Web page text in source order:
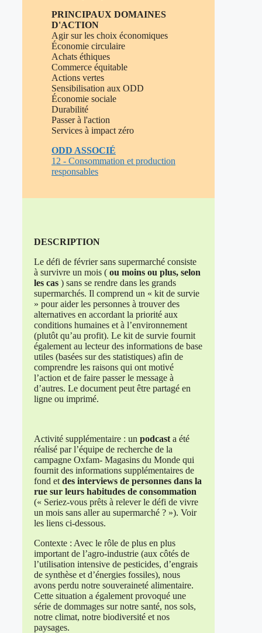
PRINCIPAUX DOMAINES
D'ACTION
Agir sur les choix économiques
Économie circulaire
Achats éthiques
Commerce équitable
Actions vertes
Sensibilisation aux ODD
Économie sociale
Durabilité
Passer à l'action
Services à impact zéro
ODD ASSOCIÉ
12 - Consommation et production
responsables
DESCRIPTION
Le défi de février sans supermarché consiste
à survivre un mois ( ou moins ou plus, selon
les cas ) sans se rendre dans les grands
supermarchés. Il comprend un « kit de survie
» pour aider les personnes à trouver des
alternatives en accordant la priorité aux
conditions humaines et à l’environnement
(plutôt qu’au profit). Le kit de survie fournit
également au lecteur des informations de base
utiles (basées sur des statistiques) afin de
comprendre les raisons qui ont motivé
l’action et de faire passer le message à
d’autres. Le document peut être partagé en
ligne ou imprimé.
Activité supplémentaire : un podcast a été
réalisé par l’équipe de recherche de la
campagne Oxfam- Magasins du Monde qui
fournit des informations supplémentaires de
fond et des interviews de personnes dans la
rue sur leurs habitudes de consommation
(« Seriez-vous prêts à relever le défi de vivre
un mois sans aller au supermarché ? »). Voir
les liens ci-dessous.
Contexte : Avec le rôle de plus en plus
important de l’agro-industrie (aux côtés de
l’utilisation intensive de pesticides, d’engrais
de synthèse et d’énergies fossiles), nous
avons perdu notre souveraineté alimentaire.
Cette situation a également provoqué une
série de dommages sur notre santé, nos sols,
notre climat, notre biodiversité et nos
paysages.